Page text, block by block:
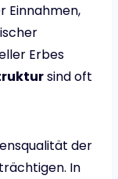
Einnahmen,
Erbes
sind oft
der
In